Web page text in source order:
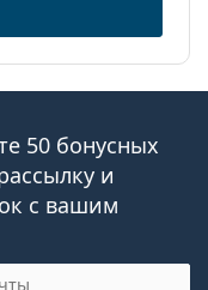
50 бонусных
и
с вашим